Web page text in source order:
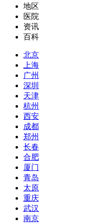
地区
医院
资讯
百科
北京
上海
广州
深圳
天津
杭州
西安
成都
郑州
长春
合肥
厦门
青岛
太原
重庆
武汉
南京